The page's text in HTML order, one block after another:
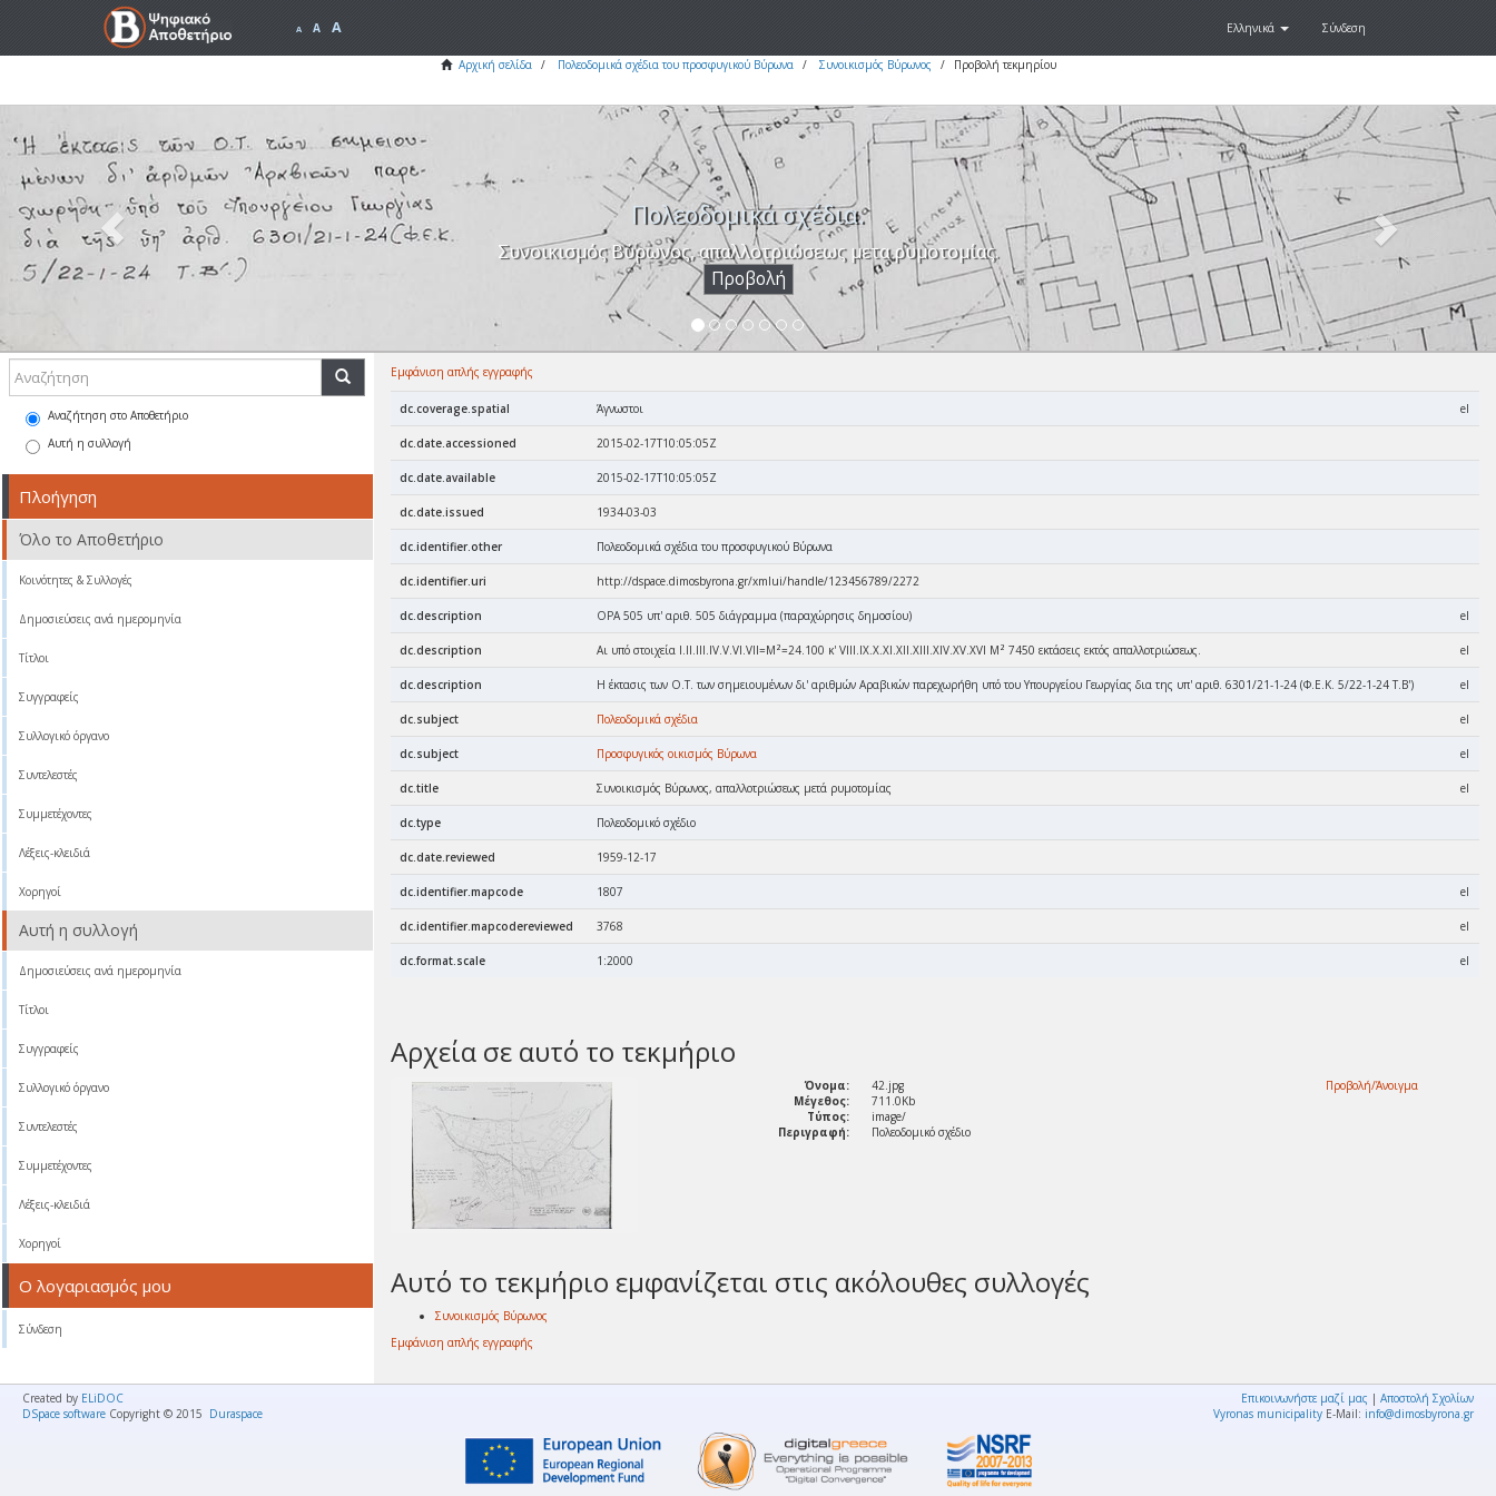
A A A Ελληνικά Σύνδεση
Αρχική σελίδα Πολεοδομικά σχέδια του προσφυγικού Βύρωνα Συνοικισμός Βύρωνος Προβολή τεκμηρίου
Πολεοδομικά σχέδια.
Συνοικισμός Βύρωνος, απαλλοτριώσεως μετα ρυμοτομίας.
Προβολή
Next
Εμφάνιση απλής εγγραφής
dc.coverage.spatial Άγνωστοι el
dc.date.accessioned 2015-02-17T10:05:05Z
dc.date.available 2015-02-17T10:05:05Z
dc.date.issued 1934-03-03
dc.identifier.other Πολεοδομικά σχέδια του προσφυγικού Βύρωνα
dc.identifier.uri http://dspace.dimosbyrona.gr/xmlui/handle/123456789/2272
dc.description ΟΡΑ 505 υπ' αριθ. 505 διάγραμμα (παραχώρησις δημοσίου) el
dc.description Αι υπό στοιχεία I.II.III.IV.V.VI.VII=Μ²=24.100 κ' VIII.IX.X.XI.XII.XIII.XIV.XV.XVI Μ² 7450 εκτάσεις εκτός απαλλοτριώσεως. el
dc.description Η έκτασις των Ο.Τ. των σημειουμένων δι' αριθμών Αραβικών παρεχωρήθη υπό του Υπουργείου Γεωργίας δια της υπ' αριθ. 6301/21-1-24 (Φ.Ε.Κ. 5/22-1-24 Τ.Β') el
dc.subject Πολεοδομικά σχέδια el
dc.subject Προσφυγικός οικισμός Βύρωνα el
dc.title Συνοικισμός Βύρωνος, απαλλοτριώσεως μετά ρυμοτομίας el
dc.type Πολεοδομικό σχέδιο
dc.date.reviewed 1959-12-17
dc.identifier.mapcode 1807 el
dc.identifier.mapcodereviewed 3768 el
dc.format.scale 1:2000 el
Αρχεία σε αυτό το τεκμήριο
Όνομα:
42.jpg
Μέγεθος:
711.0Kb
Τύπος:
image/
Περιγραφή:
Πολεοδομικό σχέδιο
Προβολή/Άνοιγμα
Αυτό το τεκμήριο εμφανίζεται στις ακόλουθες συλλογές
Συνοικισμός Βύρωνος
Εμφάνιση απλής εγγραφής
Αναζήτηση στο Αποθετήριο
Αυτή η συλλογή
Πλοήγηση
Όλο το Αποθετήριο
Κοινότητες & Συλλογές
Δημοσιεύσεις ανά ημερομηνία
Τίτλοι
Συγγραφείς
Συλλογικό όργανο
Συντελεστές
Συμμετέχοντες
Λέξεις-κλειδιά
Χορηγοί
Αυτή η συλλογή
Δημοσιεύσεις ανά ημερομηνία
Τίτλοι
Συγγραφείς
Συλλογικό όργανο
Συντελεστές
Συμμετέχοντες
Λέξεις-κλειδιά
Χορηγοί
Ο λογαριασμός μου
Σύνδεση
Επικοινωνήστε μαζί μας | Αποστολή Σχολίων
Vyronas municipality E-Mail: info@dimosbyrona.gr
Created by ELiDOC
DSpace software Copyright © 2015 Duraspace